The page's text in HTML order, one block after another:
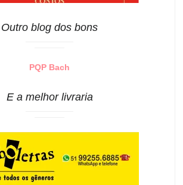
Outro blog dos bons
PQP Bach
E a melhor livraria